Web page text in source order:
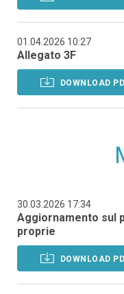
01.04.2026 10:27
Allegato 3F
DOWNLOAD
30.03.2026 17:34
Aggiornamento sul
proprie
DOWNLOAD